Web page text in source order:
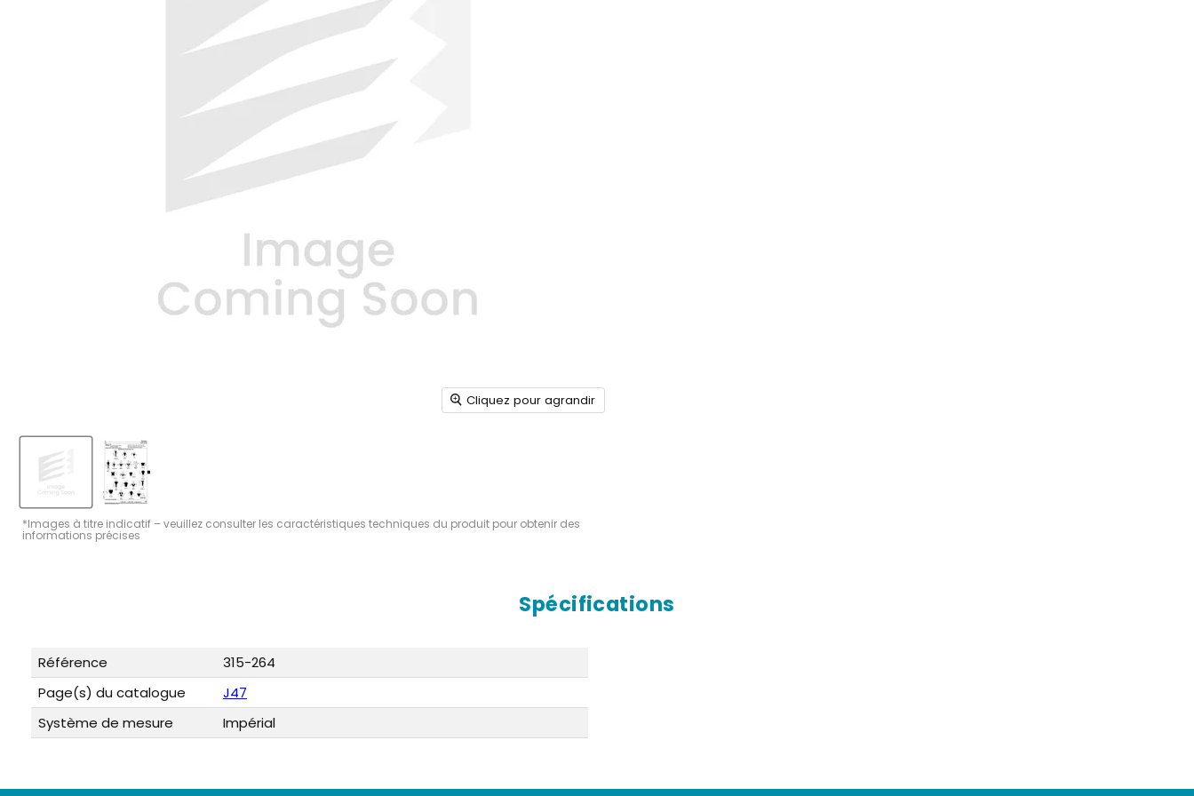
Cliquez pour agrandir
*Images à titre indicatif – veuillez consulter les caractéristiques techniques du produit pour obtenir des
informations précises
Spécifications
Référence
315-264
Page(s) du catalogue
J47
Système de mesure
Impérial